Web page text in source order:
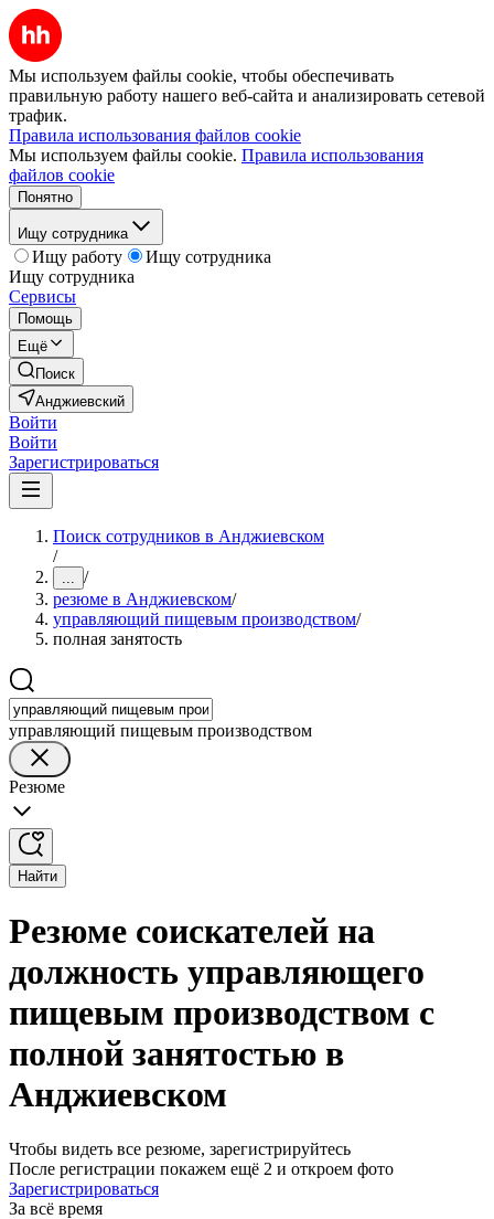
Мы используем файлы cookie, чтобы обеспечивать
правильную работу нашего веб-сайта и анализировать сетевой
трафик.
Правила использования файлов cookie
Мы используем файлы cookie. Правила использования
файлов cookie
Понятно
Ищу сотрудника
Ищу работу
Ищу сотрудника
Ищу сотрудника
Сервисы
Помощь
Ещё
Поиск
Анджиевский
Войти
Войти
Зарегистрироваться
Поиск сотрудников в Анджиевском
/
... /
резюме в Анджиевском/
управляющий пищевым производством/
полная занятость
управляющий пищевым производством
Резюме
Найти
Резюме соискателей на
должность управляющего
пищевым производством с
полной занятостью в
Анджиевском
Чтобы видеть все резюме, зарегистрируйтесь
После регистрации покажем ещё 2 и откроем фото
Зарегистрироваться
За всё время